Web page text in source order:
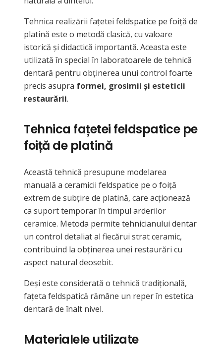
Tehnica realizării fațetei feldspatice pe foiță de
platină este o metodă clasică, cu valoare
istorică și didactică importantă. Aceasta este
utilizată în special în laboratoarele de tehnică
dentară pentru obținerea unui control foarte
precis asupra formei, grosimii și esteticii
restaurării.
Tehnica fațetei feldspatice pe
foiță de platină
Această tehnică presupune modelarea
manuală a ceramicii feldspatice pe o foiță
extrem de subțire de platină, care acționează
ca suport temporar în timpul arderilor
ceramice. Metoda permite tehnicianului dentar
un control detaliat al fiecărui strat ceramic,
contribuind la obținerea unei restaurări cu
aspect natural deosebit.
Deși este considerată o tehnică tradițională,
fațeta feldspatică rămâne un reper în estetica
dentară de înalt nivel.
Materialele utilizate